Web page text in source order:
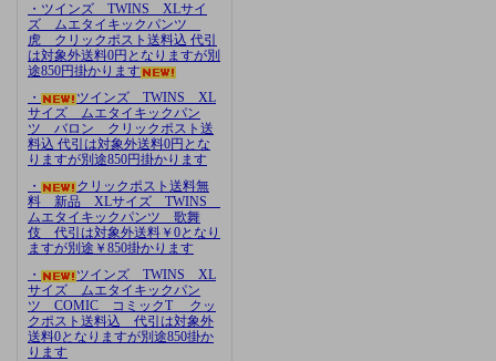
・ツインズ TWINS XLサイ
ズ ムエタイキックパンツ
虎 クリックポスト送料込 代引
は対象外送料0円となりますが別
途850円掛かります
・
ツインズ TWINS XL
サイズ ムエタイキックパン
ツ バロン クリックポスト送
料込 代引は対象外送料0円とな
りますが別途850円掛かります
・
クリックポスト送料無
料 新品 XLサイズ TWINS
ムエタイキックパンツ 歌舞
伎 代引は対象外送料￥0となり
ますが別途￥850掛かります
・
ツインズ TWINS XL
サイズ ムエタイキックパン
ツ COMIC コミックT クッ
クポスト送料込 代引は対象外
送料0となりますが別途850掛か
ります